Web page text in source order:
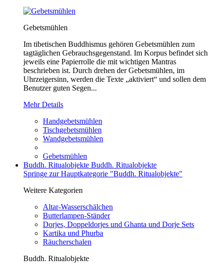
Gebetsmühlen
Im tibetischen Buddhismus gehören Gebetsmühlen zum
tagtäglichen Gebrauchsgegenstand. Im Korpus befindet sich
jeweils eine Papierrolle die mit wichtigen Mantras
beschrieben ist. Durch drehen der Gebetsmühlen, im
Uhrzeigersinn, werden die Texte „aktiviert“ und sollen dem
Benutzer guten Segen...
Mehr Details
Handgebetsmühlen
Tischgebetsmühlen
Wandgebetsmühlen
Gebetsmühlen
Buddh. Ritualobjekte Buddh. Ritualobjekte
Springe zur Hauptkategorie "Buddh. Ritualobjekte"
Weitere Kategorien
Altar-Wasserschälchen
Butterlampen-Ständer
Dorjes, Doppeldorjes und Ghanta und Dorje Sets
Kartika und Phurba
Räucherschalen
Buddh. Ritualobjekte